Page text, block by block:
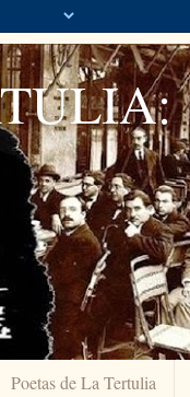
Poetas de La Tertulia